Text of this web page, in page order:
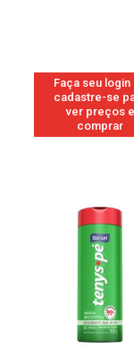
Faça seu login
cadastre-se
ver preços e
comprar